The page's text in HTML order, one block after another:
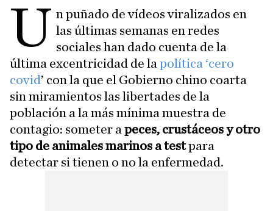
U n puñado de vídeos viralizados en
las últimas semanas en redes
sociales han dado cuenta de la
última excentricidad de la política ‘cero
covid’ con la que el Gobierno chino coarta
sin miramientos las libertades de la
población a la más mínima muestra de
contagio: someter a peces, crustáceos y otro
tipo de animales marinos a testpara
detectar si tienen o no la enfermedad.